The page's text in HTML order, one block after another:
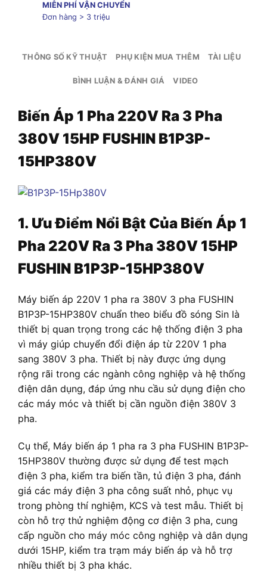
MIỄN PHÍ VẬN CHUYỂN
Đơn hàng > 3 triệu
THÔNG SỐ KỸ THUẬT PHỤ KIỆN MUA THÊM TÀI LIỆU
BÌNH LUẬN & ĐÁNH GIÁ VIDEO
Biến Áp 1 Pha 220V Ra 3 Pha
380V 15HP FUSHIN B1P3P-
15HP380V
1. Ưu Điểm Nổi Bật Của Biến Áp 1
Pha 220V Ra 3 Pha 380V 15HP
FUSHIN B1P3P-15HP380V
Máy biến áp 220V 1 pha ra 380V 3 pha FUSHIN
B1P3P-15HP380V chuẩn theo biểu đồ sóng Sin là
thiết bị quan trọng trong các hệ thống điện 3 pha
vì máy giúp chuyển đổi điện áp từ 220V 1 pha
sang 380V 3 pha. Thiết bị này được ứng dụng
rộng rãi trong các ngành công nghiệp và hệ thống
điện dân dụng, đáp ứng nhu cầu sử dụng điện cho
các máy móc và thiết bị cần nguồn điện 380V 3
pha.
Cụ thể, Máy biến áp 1 pha ra 3 pha FUSHIN B1P3P-
15HP380V thường được sử dụng để test mạch
điện 3 pha, kiểm tra biến tần, tủ điện 3 pha, đánh
giá các máy điện 3 pha công suất nhỏ, phục vụ
trong phòng thí nghiệm, KCS và test mẫu. Thiết bị
còn hỗ trợ thử nghiệm động cơ điện 3 pha, cung
cấp nguồn cho máy móc công nghiệp và dân dụng
dưới 15HP, kiểm tra trạm máy biến áp và hỗ trợ
nhiều thiết bị 3 pha khác.